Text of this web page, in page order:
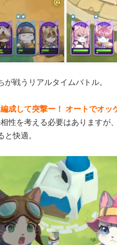
戦うリアルタイムバトル。
成して突撃ー！ オートでオッ
性を考える必要はありますが
快適。